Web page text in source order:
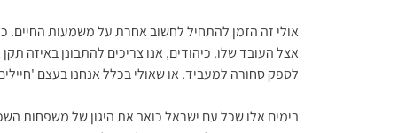
אולי זה הזמן להתחיל לחשוב אחרת על משמעות
אצל העובד שלו. כיהודים, אנו צריכים להתבונן באיזה
לספק סחורה למעביד. או שאולי בכלל אנחנו בעצם
בימים אלו שכל עם ישראל כואב את היגון של משפחות